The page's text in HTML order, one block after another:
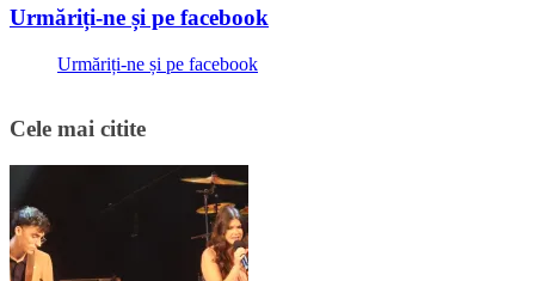
Urmăriți-ne și pe facebook
Urmăriți-ne și pe facebook
Cele mai citite